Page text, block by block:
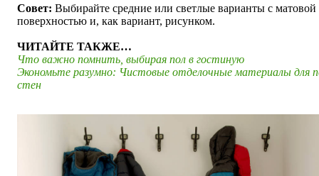
Совет: Выбирайте средние или светлые варианты с матовой
поверхностью и, как вариант, рисунком.
ЧИТАЙТЕ ТАКЖЕ…
Что важно помнить, выбирая пол в гостиную
Экономьте разумно: Чистовые отделочные материалы для
стен